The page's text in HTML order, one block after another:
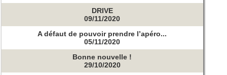
DRIVE
09/11/2020
A défaut de pouvoir prendre l’apéro...
05/11/2020
Bonne nouvelle !
29/10/2020